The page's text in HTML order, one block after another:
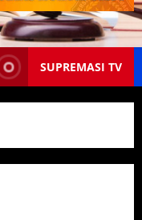
SUPREMASI TV